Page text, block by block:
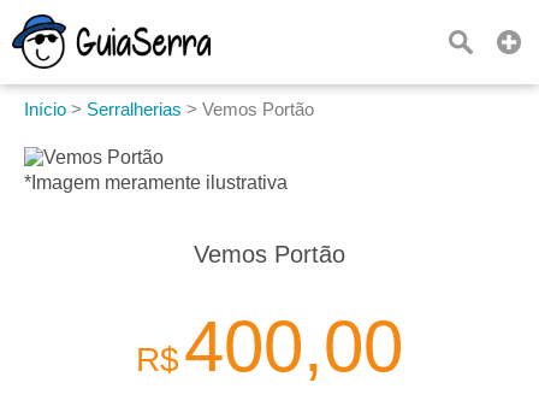
Início > Serralherias > Vemos Portão
*Imagem meramente ilustrativa
Vemos Portão
R$400,00